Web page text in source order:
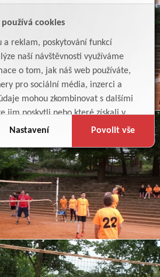
cookies
a reklam, poskytování funkcí
naší návštěvnosti využíváme
o tom, jak náš web používáte,
pro sociální média, inzerci a
mohou zkombinovat s dalšími
jim poskytli nebo které získali v
jejich služby.
Nastavení Povolit vše